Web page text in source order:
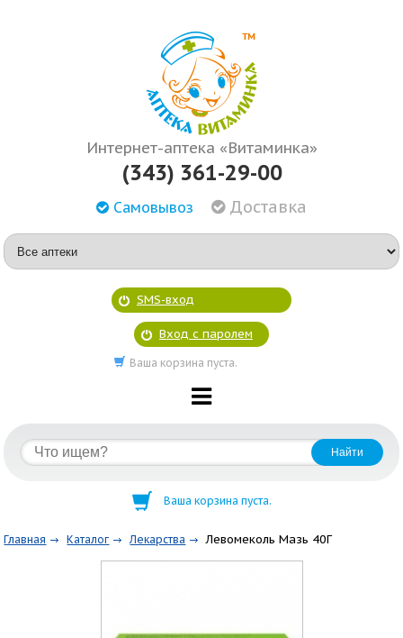
Интернет-аптека «Витаминка»
(343) 361-29-00
Самовывоз Доставка
SMS-вход
Вход с паролем
Ваша корзина пуста.
Ваша корзина пуста.
Главная Каталог Лекарства Левомеколь Мазь 40Г